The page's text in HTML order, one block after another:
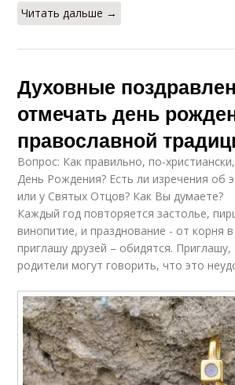
Читать дальше →
Духовные
отмечать день
православной
Вопрос: Как правильно, по-
День Рождения? Есть ли изречения об
или у Святых Отцов? Как Вы думаете?
Каждый год повторяется застолье,
винопитие, и празднование - от корня
приглашу друзей – обидятся.
родители могут говорить, что это